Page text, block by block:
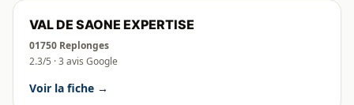
VAL DE SAONE EXPERTISE
01750 Replonges
2.3/5 · 3 avis Google
Voir la fiche →